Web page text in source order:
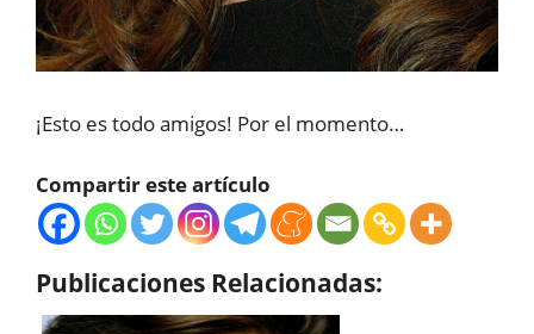
¡Esto es todo amigos! Por el momento…
Compartir este artículo
Publicaciones Relacionadas: